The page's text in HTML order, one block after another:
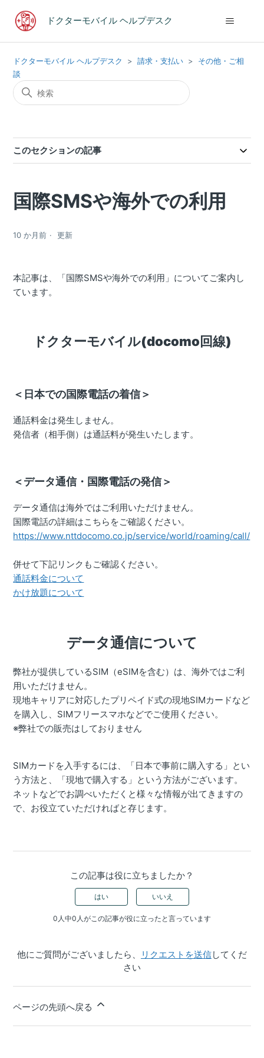
ドクターモバイル ヘルプデスク
ドクターモバイル ヘルプデスク 請求・支払い
その他・ご相
談
このセクションの記事
国際SMSや海外での利用
10 か月前 更新
本記事は、「国際SMSや海外での利用」についてご案内し
ています。
ドクターモバイル(docomo回線)
＜日本での国際電話の着信＞
通話料金は発生しません。
発信者（相手側）は通話料が発生いたします。
＜データ通信・国際電話の発信＞
データ通信は海外ではご利用いただけません。
国際電話の詳細はこちらをご確認ください。
https://www.nttdocomo.co.jp/service/world/roaming/call/
併せて下記リンクもご確認ください。
通話料金について
かけ放題について
データ通信について
弊社が提供しているSIM（eSIMを含む）は、海外ではご利
用いただけません。
現地キャリアに対応したプリペイド式の現地SIMカードなど
を購入し、 SIMフリースマホなどでご使用ください。
※弊社での販売はしておりません
SIMカードを入手するには、「日本で事前に購入する」とい
う方法と、「現地で購入する」という方法がございます。
ネットなどでお調べいただくと様々な情報が出てきますの
で、お役立ていただければと存じます。
この記事は役に立ちましたか？
はい いいえ
0人中0人がこの記事が役に立ったと言っています
他にご質問がございましたら、 リクエストを送信してくだ
さい
ページの先頭へ戻る